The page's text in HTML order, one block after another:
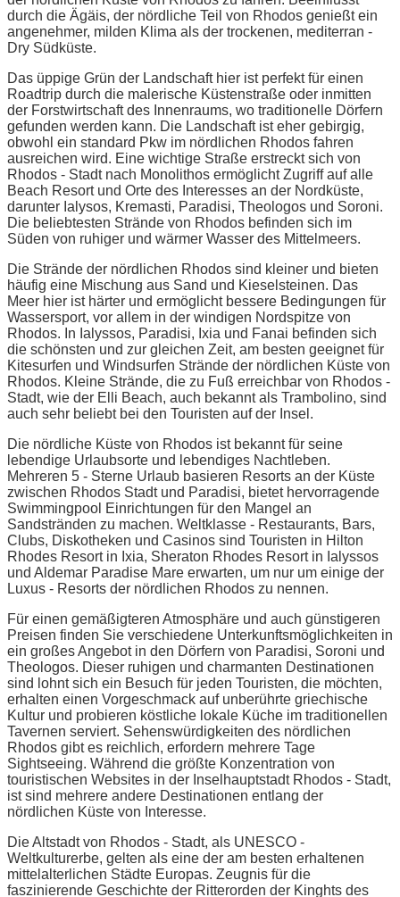
durch die Ägäis, der nördliche Teil von Rhodos genießt ein
angenehmer, milden Klima als der trockenen, mediterran -
Dry Südküste.
Das üppige Grün der Landschaft hier ist perfekt für einen
Roadtrip durch die malerische Küstenstraße oder inmitten
der Forstwirtschaft des Innenraums, wo traditionelle Dörfern
gefunden werden kann. Die Landschaft ist eher gebirgig,
obwohl ein standard Pkw im nördlichen Rhodos fahren
ausreichen wird. Eine wichtige Straße erstreckt sich von
Rhodos - Stadt nach Monolithos ermöglicht Zugriff auf alle
Beach Resort und Orte des Interesses an der Nordküste,
darunter Ialysos, Kremasti, Paradisi, Theologos und Soroni.
Die beliebtesten Strände von Rhodos befinden sich im
Süden von ruhiger und wärmer Wasser des Mittelmeers.
Die Strände der nördlichen Rhodos sind kleiner und bieten
häufig eine Mischung aus Sand und Kieselsteinen. Das
Meer hier ist härter und ermöglicht bessere Bedingungen für
Wassersport, vor allem in der windigen Nordspitze von
Rhodos. In Ialyssos, Paradisi, Ixia und Fanai befinden sich
die schönsten und zur gleichen Zeit, am besten geeignet für
Kitesurfen und Windsurfen Strände der nördlichen Küste von
Rhodos. Kleine Strände, die zu Fuß erreichbar von Rhodos -
Stadt, wie der Elli Beach, auch bekannt als Trambolino, sind
auch sehr beliebt bei den Touristen auf der Insel.
Die nördliche Küste von Rhodos ist bekannt für seine
lebendige Urlaubsorte und lebendiges Nachtleben.
Mehreren 5 - Sterne Urlaub basieren Resorts an der Küste
zwischen Rhodos Stadt und Paradisi, bietet hervorragende
Swimmingpool Einrichtungen für den Mangel an
Sandstränden zu machen. Weltklasse - Restaurants, Bars,
Clubs, Diskotheken und Casinos sind Touristen in Hilton
Rhodes Resort in Ixia, Sheraton Rhodes Resort in Ialyssos
und Aldemar Paradise Mare erwarten, um nur um einige der
Luxus - Resorts der nördlichen Rhodos zu nennen.
Für einen gemäßigteren Atmosphäre und auch günstigeren
Preisen finden Sie verschiedene Unterkunftsmöglichkeiten in
ein großes Angebot in den Dörfern von Paradisi, Soroni und
Theologos. Dieser ruhigen und charmanten Destinationen
sind lohnt sich ein Besuch für jeden Touristen, die möchten,
erhalten einen Vorgeschmack auf unberührte griechische
Kultur und probieren köstliche lokale Küche im traditionellen
Tavernen serviert. Sehenswürdigkeiten des nördlichen
Rhodos gibt es reichlich, erfordern mehrere Tage
Sightseeing. Während die größte Konzentration von
touristischen Websites in der Inselhauptstadt Rhodos - Stadt,
ist sind mehrere andere Destinationen entlang der
nördlichen Küste von Interesse.
Die Altstadt von Rhodos - Stadt, als UNESCO -
Weltkulturerbe, gelten als eine der am besten erhaltenen
mittelalterlichen Städte Europas. Zeugnis für die
faszinierende Geschichte der Ritterorden der Kinghts des